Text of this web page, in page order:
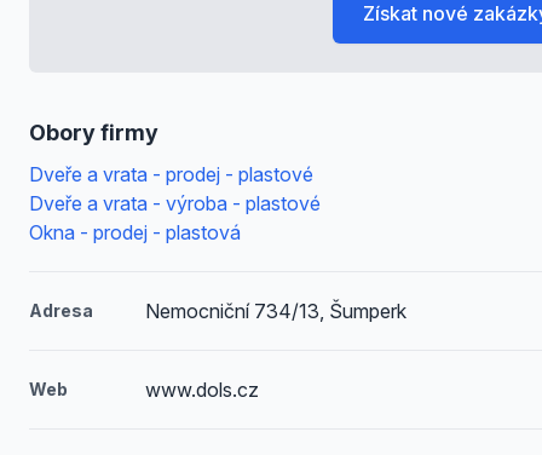
Obory firmy
Dveře a vrata - prodej - plastové
Dveře a vrata - výroba - plastové
Okna - prodej - plastová
Adresa Nemocniční 734/13, Šumperk
Web www.dols.cz
Získat nové